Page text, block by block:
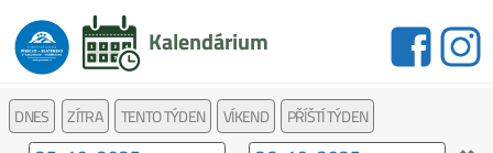
Kalendárium
DNES ZÍTRA TENTO TÝDEN VÍKEND
PŘÍŠTÍ TÝDEN